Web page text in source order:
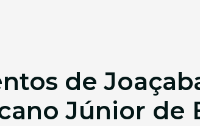
de
Júnior de